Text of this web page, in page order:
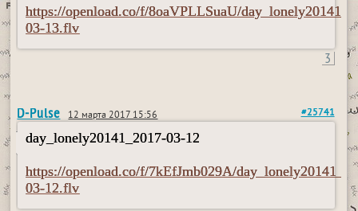
https://openload.co/f/8oaVPLLSuaU/
03-13.flv
3
D-Pulse 12 марта 2017 15:56 #25741
day_lonely20141_2017-03-12
https://openload.co/f/7kEfJmb029A/
03-12.flv